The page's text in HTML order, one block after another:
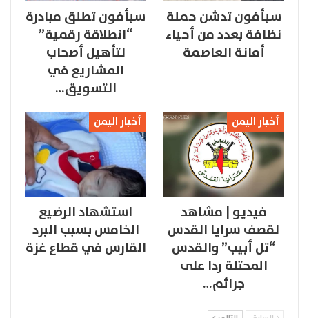
سبأفون تدشن حملة
نظافة بعدد من أحياء
أمانة العاصمة
سبأفون تطلق مبادرة
“انطلاقة رقمية”
لتأهيل أصحاب
المشاريع في
التسويق…
أخبار اليمن
فيديو | مشاهد
لقصف سرايا القدس
“تل أبيب” والقدس
المحتلة ردا على
جرائم…
أخبار اليمن
استشهاد الرضيع
الخامس بسبب البرد
القارس في قطاع غزة